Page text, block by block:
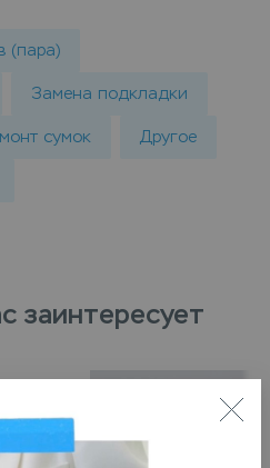
(пара)
Замена подкладки
сумок Другое
заинтересует